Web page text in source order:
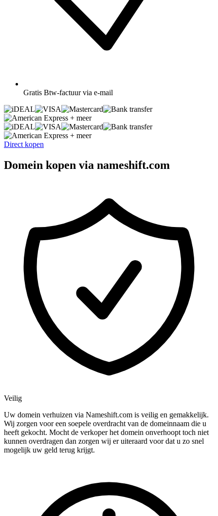
Gratis Btw-factuur via e-mail
+ meer
+ meer
Direct kopen
Domein kopen via nameshift.com
Veilig
Uw domein verhuizen via Nameshift.com is veilig en gemakkelijk.
Wij zorgen voor een soepele overdracht van de domeinnaam die u
heeft gekocht. Mocht de verkoper het domein onverhoopt toch niet
kunnen overdragen dan zorgen wij er uiteraard voor dat u zo snel
mogelijk uw geld terug krijgt.